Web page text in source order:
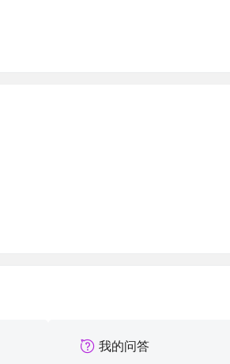
我的问答